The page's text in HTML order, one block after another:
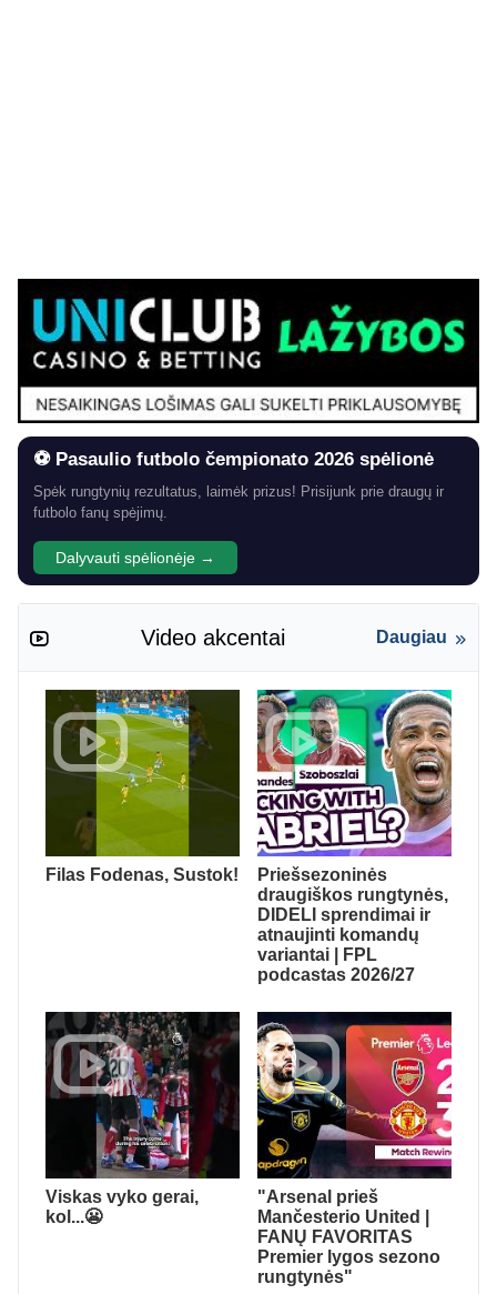
⚽ Pasaulio futbolo čempionato 2026 spėlionė
Spėk rungtynių rezultatus, laimėk prizus! Prisijunk prie draugų ir
futbolo fanų spėjimų.
Dalyvauti spėlionėje →
Video akcentai Daugiau
Filas Fodenas, Sustok!
Priešsezoninės
draugiškos rungtynės,
DIDELI sprendimai ir
atnaujinti komandų
variantai | FPL
podcastas 2026/27
Viskas vyko gerai,
kol...😬
"Arsenal prieš
Mančesterio United |
FANŲ FAVORITAS
Premier lygos sezono
rungtynės"